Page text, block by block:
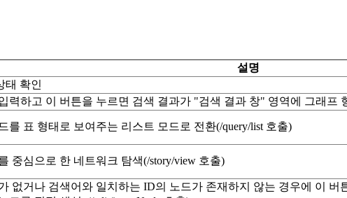
설명
태 확인
력하고 이 버튼을 누르면 검색 결과가 "검색 결과 창" 영역에 그래프
를 표 형태로 보여주는 리스트 모드로 전환(/query/list 호출)
중심으로 한 네트워크 탐색(/story/view 호출)
없거나 검색어와 일치하는 ID의 노드가 존재하지 않는 경우에 이 버